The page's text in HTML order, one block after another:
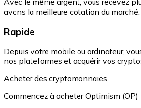
avons la meilleure cotation du marché.
Rapide
Depuis votre mobile ou ordinateur,
nos plateformes et acquérir vos
Acheter des cryptomonnaies
Commencez à acheter Optimism (OP)